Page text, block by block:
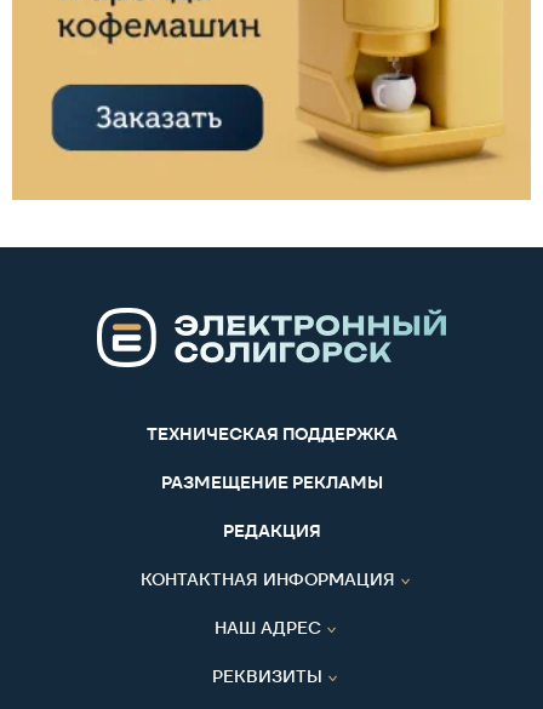
ТЕХНИЧЕСКАЯ ПОДДЕРЖКА
РАЗМЕЩЕНИЕ РЕКЛАМЫ
РЕДАКЦИЯ
КОНТАКТНАЯ ИНФОРМАЦИЯ
НАШ АДРЕС
РЕКВИЗИТЫ